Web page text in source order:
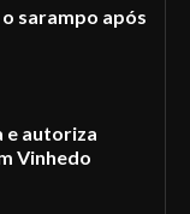
sarampo após
e autoriza
Vinhedo